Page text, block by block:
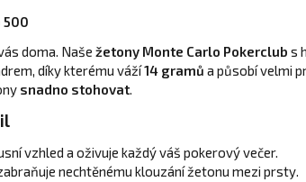
500
doma. Naše žetony Monte Carlo Pokerclub s
díky kterému váží14 gramů a působí velmi
snadno stohovat.
vzhled a oživuje každý váš pokerový večer.
nechtěnému klouzání žetonu mezi prsty.